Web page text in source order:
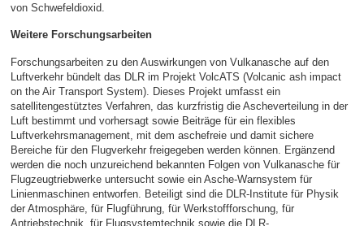
von Schwefeldioxid.
Weitere Forschungsarbeiten
Forschungsarbeiten zu den Auswirkungen von Vulkanasche auf den
Luftverkehr bündelt das DLR im Projekt VolcATS (Volcanic ash impact
on the Air Transport System). Dieses Projekt umfasst ein
satellitengestütztes Verfahren, das kurzfristig die Ascheverteilung in der
Luft bestimmt und vorhersagt sowie Beiträge für ein flexibles
Luftverkehrsmanagement, mit dem aschefreie und damit sichere
Bereiche für den Flugverkehr freigegeben werden können. Ergänzend
werden die noch unzureichend bekannten Folgen von Vulkanasche für
Flugzeugtriebwerke untersucht sowie ein Asche-Warnsystem für
Linienmaschinen entworfen. Beteiligt sind die DLR-Institute für Physik
der Atmosphäre, für Flugführung, für Werkstoffforschung, für
Antriebstechnik, für Flugsystemtechnik sowie die DLR-